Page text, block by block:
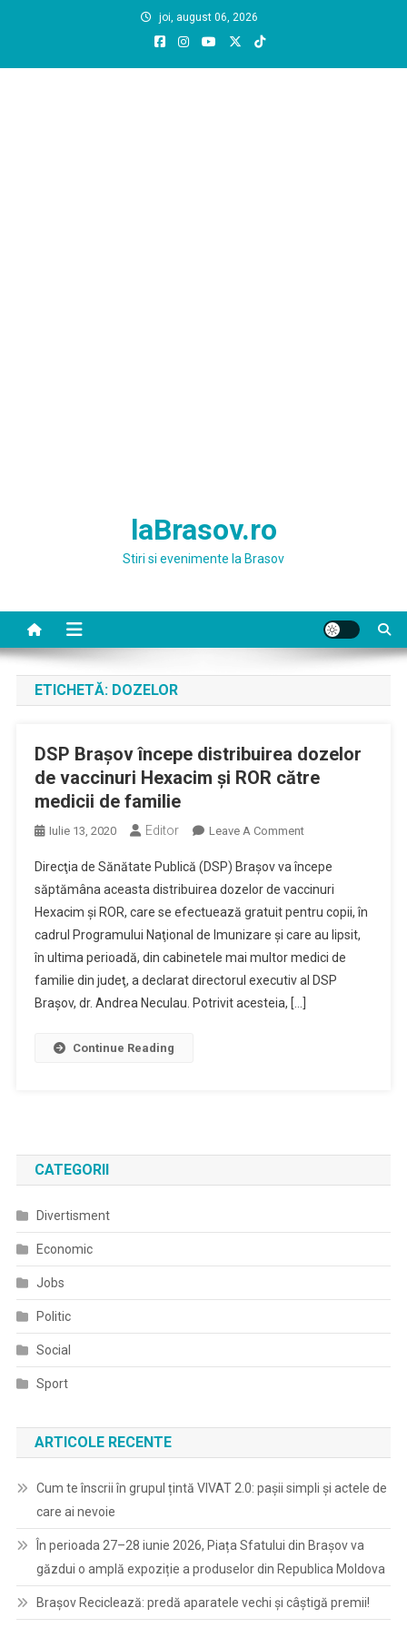
joi, august 06, 2026
laBrasov.ro
Stiri si evenimente la Brasov
ETICHETĂ: DOZELOR
DSP Braşov începe distribuirea dozelor
de vaccinuri Hexacim şi ROR către
medicii de familie
Iulie 13, 2020 Editor Leave A CommentOn
Braşov
Începe
Distribuirea
Dozelor
De
Vaccinuri
Hexacim
Direcţia de Sănătate Publică (DSP) Braşov va începe
săptămâna aceasta distribuirea dozelor de vaccinuri
Hexacim şi ROR, care se efectuează gratuit pentru copii, în
cadrul Programului Naţional de Imunizare şi care au lipsit,
în ultima perioadă, din cabinetele mai multor medici de
familie din judeţ, a declarat directorul executiv al DSP
Braşov, dr. Andrea Neculau. Potrivit acesteia, […]
Continue Reading
CATEGORII
Divertisment
Economic
Jobs
Politic
Social
Sport
ARTICOLE RECENTE
Cum te înscrii în grupul țintă VIVAT 2.0: pașii simpli și actele de
care ai nevoie
În perioada 27–28 iunie 2026, Piața Sfatului din Brașov va
găzdui o amplă expoziție a produselor din Republica Moldova
Brașov Reciclează: predă aparatele vechi și câștigă premii!